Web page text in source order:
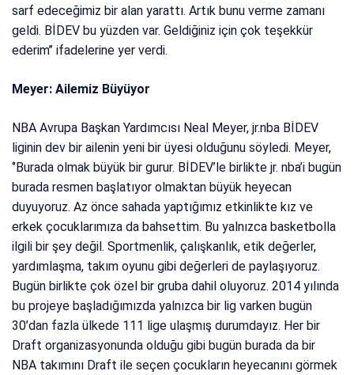
sarf edeceğimiz bir alan yarattı. Artık bunu verme zamanı
geldi. BİDEV bu yüzden var. Geldiğiniz için çok teşekkür
ederim’’ ifadelerine yer verdi.
Meyer: Ailemiz Büyüyor
NBA Avrupa Başkan Yardımcısı Neal Meyer, jr.nba BİDEV
liginin dev bir ailenin yeni bir üyesi olduğunu söyledi. Meyer,
‘’Burada olmak büyük bir gurur. BİDEV’le birlikte jr. nba’i bugün
burada resmen başlatıyor olmaktan büyük heyecan
duyuyoruz. Az önce sahada yaptığımız etkinlikte kız ve
erkek çocuklarımıza da bahsettim. Bu yalnızca basketbolla
ilgili bir şey değil. Sportmenlik, çalışkanlık, etik değerler,
yardımlaşma, takım oyunu gibi değerleri de paylaşıyoruz.
Bugün birlikte çok özel bir gruba dahil oluyoruz. 2014 yılında
bu projeye başladığımızda yalnızca bir lig varken bugün
30’dan fazla ülkede 111 lige ulaşmış durumdayız. Her bir
Draft organizasyonunda olduğu gibi bugün burada da bir
NBA takımını Draft ile seçen çocukların heyecanını görmek